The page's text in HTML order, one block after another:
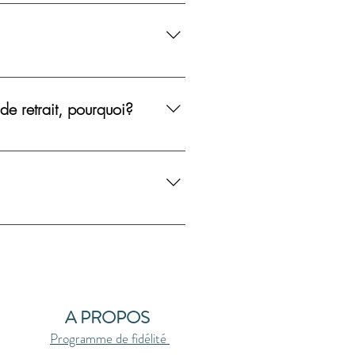
retrait, pourquoi?
de la commande puis un mail
plus en stock. Il faudra patienter
A PROPOS
Programme de fidélité